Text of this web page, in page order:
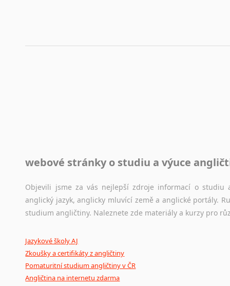
Jazykový korpus je elektronický soubor autentických
původního zdroje textu.
Ostatní pomůcky pro překladatele
poradny a pravidla
webové stránky o studiu a výuce
Objevili jsme za vás nejlepší zdroje informací o studiu
anglický jazyk, anglicky mluvící země a anglické portály.
studium angličtiny. Naleznete zde materiály a kurzy pro
Jazykové školy AJ
Zkoušky a certifikáty z angličtiny
Pomaturitní studium angličtiny v ČR
Angličtina na internetu zdarma